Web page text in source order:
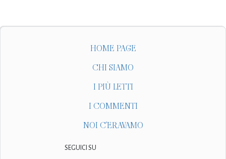
HOME PAGE
CHI SIAMO
I PIÙ LETTI
I COMMENTI
NOI C'ERAVAMO
SEGUICI SU